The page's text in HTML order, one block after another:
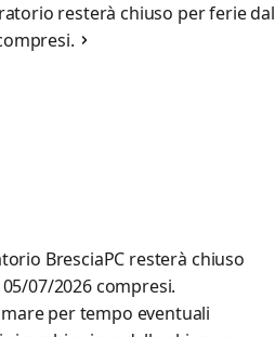
resterà chiuso per ferie dal
BresciaPC resterà chiuso
07/2026 compresi.
per tempo eventuali